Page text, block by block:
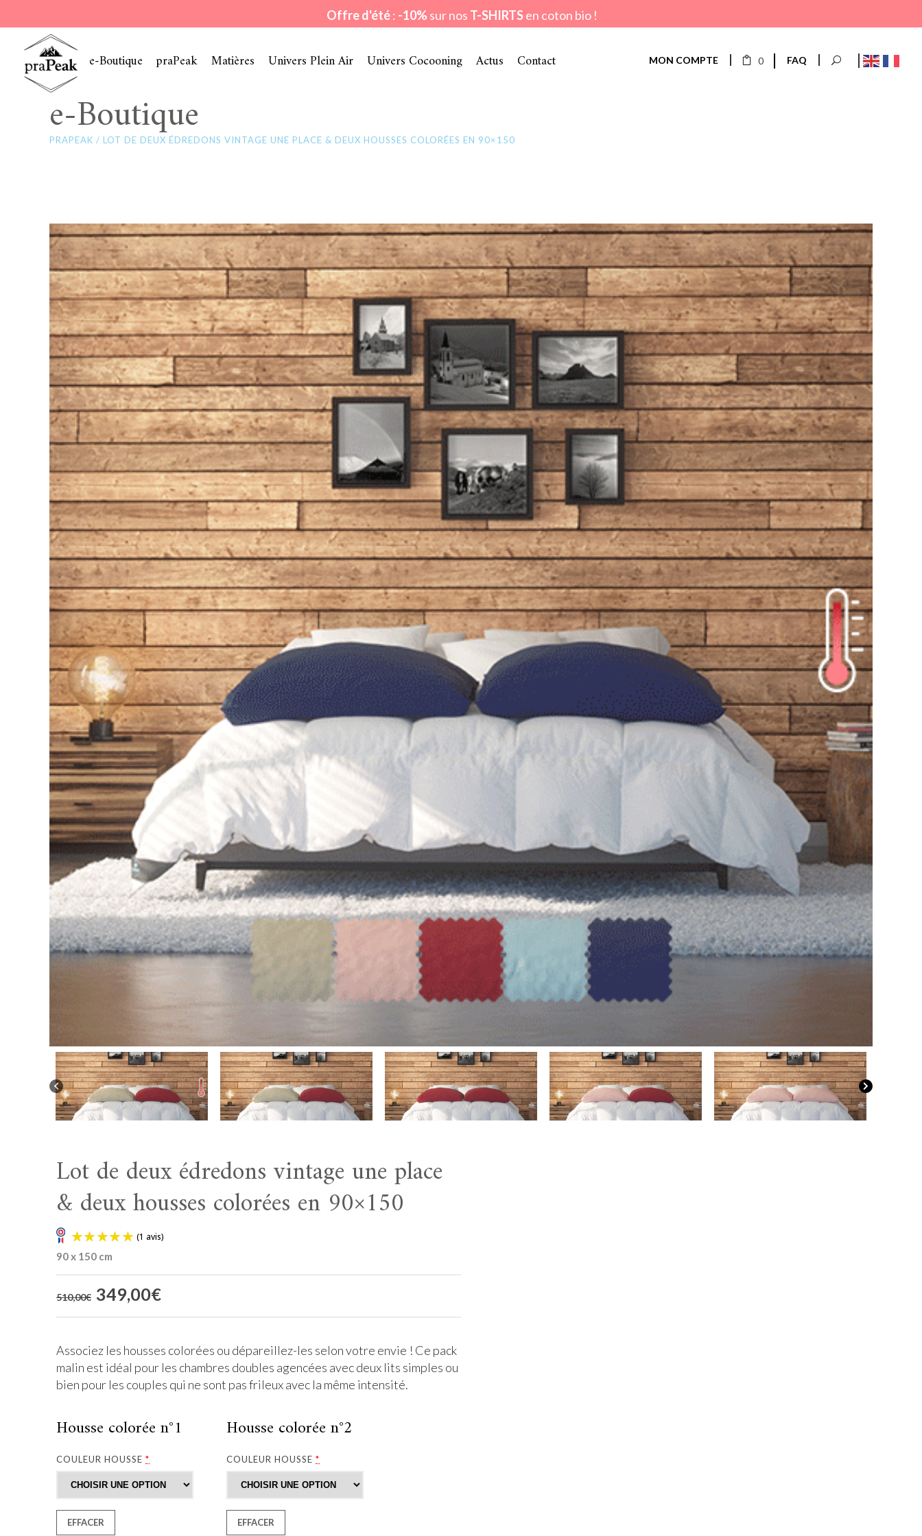
Offre d'été: -10%sur nos T-SHIRTSen coton bio !
e-Boutique praPeak Matières Univers Plein Air Univers Cocooning Actus Contact MON COMPTE 0 FAQ
e-Boutique
PRAPEAK / LOT DE DEUX ÉDREDONS VINTAGE UNE PLACE & DEUX HOUSSES COLORÉES EN 90×150
Lot de deux édredons vintage une place
& deux housses colorées en 90×150
90 x 150 cm
510,00€ Le
était :
510,00€.
349,00€Le
est :
349,00€.
Associez les housses colorées ou dépareillez-les selon votre envie ! Ce pack
malin est idéal pour les chambres doubles agencées avec deux lits simples ou
bien pour les couples qui ne sont pas frileux avec la même intensité.
Housse colorée n°1
COULEUR HOUSSE *
EFFACER
Housse colorée n°2
COULEUR HOUSSE *
EFFACER